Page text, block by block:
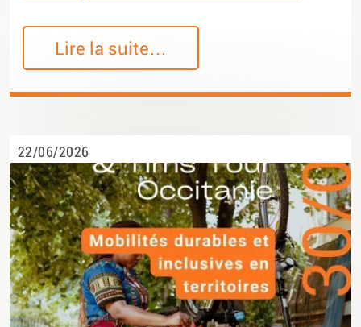
Lire la suite…
22/06/2026